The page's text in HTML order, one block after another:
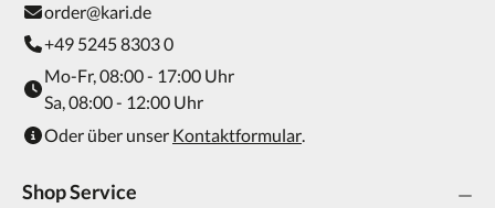
order@kari.de
+49 5245 8303 0
Mo-Fr, 08:00 - 17:00 Uhr
Sa, 08:00 - 12:00 Uhr
Oder über unser Kontaktformular.
Shop Service